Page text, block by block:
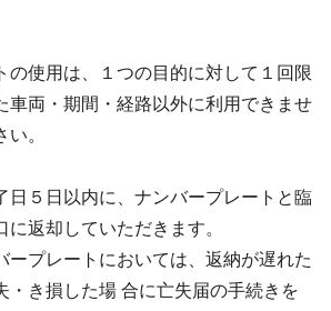
使用は、１つの目的に対して１回限
車両・期間・経路以外に利用できませ
。
日５日以内に、ナンバープレートと臨
に返却していただきます。
プレートにおいては、返納が遅れた
・き損した場 合に亡失届の手続きを